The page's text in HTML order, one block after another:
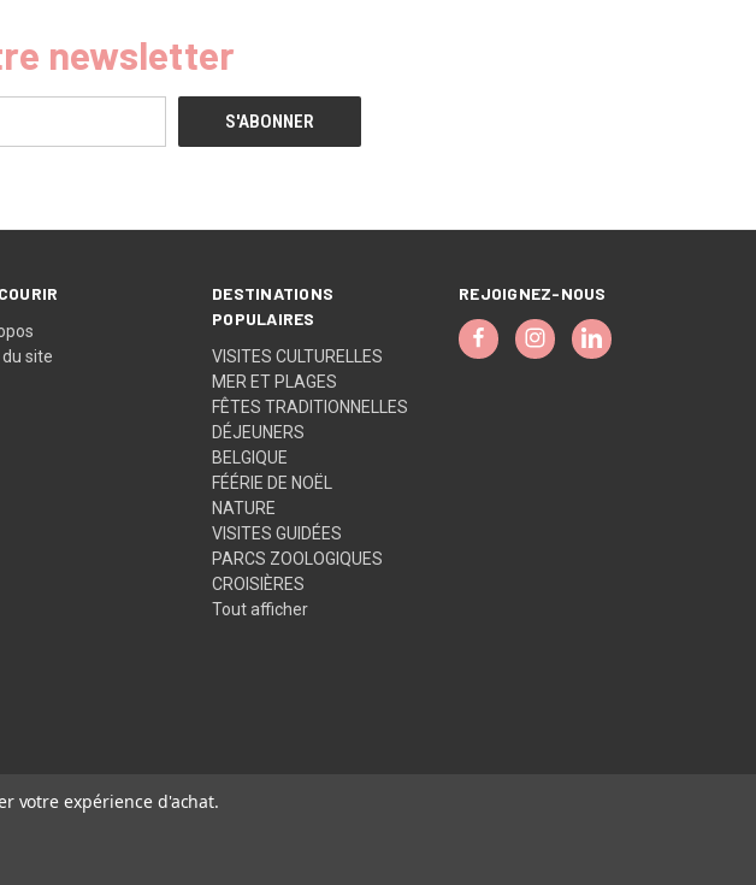
newsletter
du site
DESTINATIONS
POPULAIRES
VISITES CULTURELLES
MER ET PLAGES
FÊTES TRADITIONNELLES
DÉJEUNERS
BELGIQUE
FÉÉRIE DE NOËL
NATURE
VISITES GUIDÉES
PARCS ZOOLOGIQUES
CROISIÈRES
Tout afficher
REJOIGNEZ-NOUS
votre expérience d'achat.